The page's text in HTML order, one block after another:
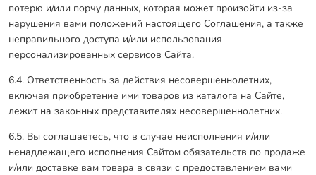
потерю и/или порчу данных, которая может произойти из-за
нарушения вами положений настоящего Соглашения, а также
неправильного доступа и/или использования
персонализированных сервисов Сайта.
6.4. Ответственность за действия несовершеннолетних,
включая приобретение ими товаров из каталога на Сайте,
лежит на законных представителях несовершеннолетних.
6.5. Вы соглашаетесь, что в случае неисполнения и/или
ненадлежащего исполнения Сайтом обязательств по продаже
и/или доставке вам товара в связи с предоставлением вами